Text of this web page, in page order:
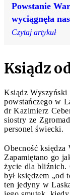
Powstanie
wyciągnęła
Czytaj artykuł
Ksiądz
Ksiądz Wyszyński
powstańczego w
dr Kazimierz
siostry ze
personel świecki.
Obecność księdza
Zapamiętano go
życie dla bliźnich.
był księdzem „od
ten jedyny w